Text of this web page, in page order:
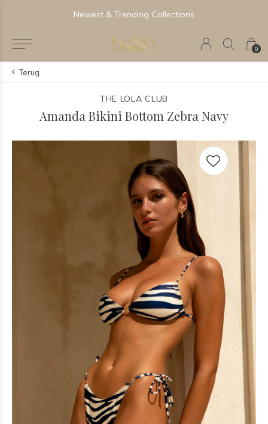
0
Newest & Trending Collections
Terug
THE LOLA CLUB
Amanda Bikini Bottom Zebra Navy